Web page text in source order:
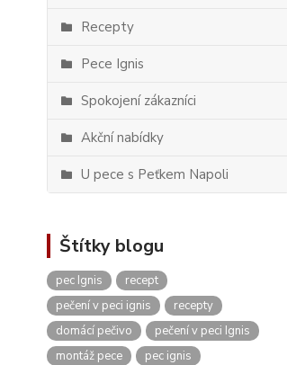
Recepty
Pece Ignis
Spokojení zákazníci
Akční nabídky
U pece s Peťkem Napoli
Štítky blogu
pec Ignis
recept
pečení v peci ignis
recepty
domácí pečivo
pečení v peci Ignis
montáž pece
pec ignis